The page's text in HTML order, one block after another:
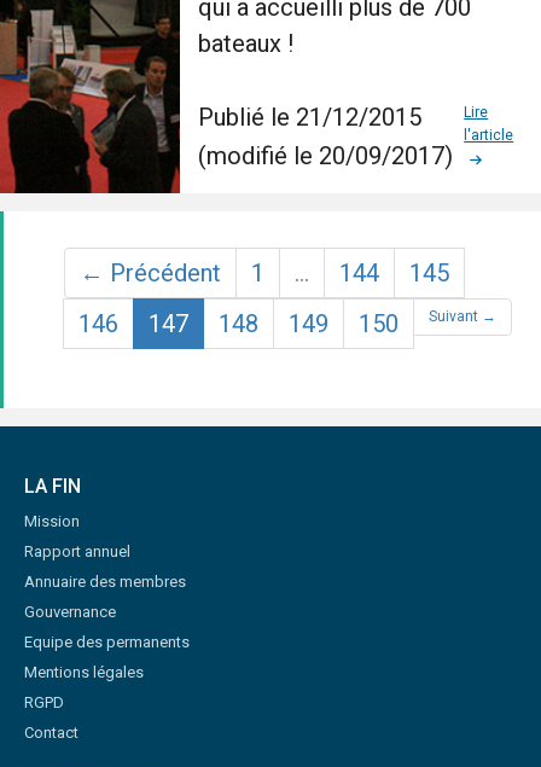
qui a accueilli plus de 700
bateaux !
Publié le 21/12/2015
(modifié le 20/09/2017)
Lire
l'article
← Précédent 1 … 144
145
146
147(current)
148 149 150 Suivant →
LA FIN
Mission
Rapport annuel
Annuaire des membres
Gouvernance
Equipe des permanents
Mentions légales
RGPD
Contact